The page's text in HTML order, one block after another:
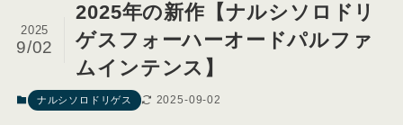
2025年の新作【ナルシソロドリ
ゲスフォーハーオードパルファ
ムインテンス】
2025
9/02
ナルシソロドリゲス 2025-09-02